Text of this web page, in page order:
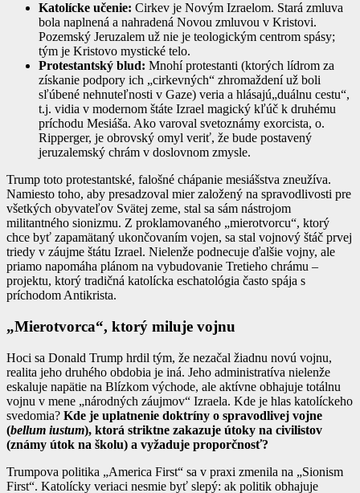
Katolícke učenie: Cirkev je Novým Izraelom. Stará zmluva
bola naplnená a nahradená Novou zmluvou v Kristovi.
Pozemský Jeruzalem už nie je teologickým centrom spásy;
tým je Kristovo mystické telo.
Protestantský blud: Mnohí protestanti (ktorých lídrom za
získanie podpory ich „cirkevných“ zhromaždení už boli
sľúbené nehnuteľnosti v Gaze) veria a hlásajú„duálnu cestu“,
t.j. vidia v modernom štáte Izrael magický kľúč k druhému
príchodu Mesiáša. Ako varoval svetoznámy exorcista, o.
Ripperger, je obrovský omyl veriť, že bude postavený
jeruzalemský chrám v doslovnom zmysle.
Trump toto protestantské, falošné chápanie mesiášstva zneužíva.
Namiesto toho, aby presadzoval mier založený na spravodlivosti pre
všetkých obyvateľov Svätej zeme, stal sa sám nástrojom
militantného sionizmu. Z proklamovaného „mierotvorcu“, ktorý
chce byť zapamätaný ukončovaním vojen, sa stal vojnový štáč prvej
triedy v záujme štátu Izrael. Nielenže podnecuje ďalšie vojny, ale
priamo napomáha plánom na vybudovanie Tretieho chrámu –
projektu, ktorý tradičná katolícka eschatológia často spája s
príchodom Antikrista.
„Mierotvorca“, ktorý miluje vojnu
Hoci sa Donald Trump hrdil tým, že nezačal žiadnu novú vojnu,
realita jeho druhého obdobia je iná. Jeho administratíva nielenže
eskaluje napätie na Blízkom východe, ale aktívne obhajuje totálnu
vojnu v mene „národných záujmov“ Izraela. Kde je hlas katolíckeho
svedomia? Kde je uplatnenie doktríny o spravodlivej vojne
(bellum iustum), ktorá striktne zakazuje útoky na civilistov
(známy útok na školu) a vyžaduje proporčnosť?
Trumpova politika „America First“ sa v praxi zmenila na „Sionism
First“. Katolícky veriaci nesmie byť slepý: ak politik obhajuje